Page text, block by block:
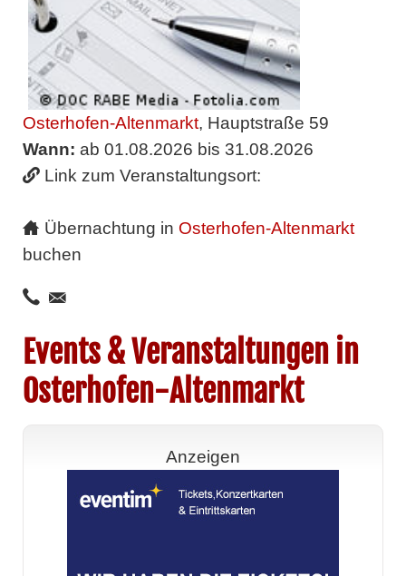
Osterhofen-Altenmarkt, Hauptstraße 59
Wann: ab 01.08.2026 bis 31.08.2026
Link zum Veranstaltungsort:
Übernachtung in Osterhofen-Altenmarkt
buchen
Events & Veranstaltungen in
Osterhofen-Altenmarkt
Anzeigen